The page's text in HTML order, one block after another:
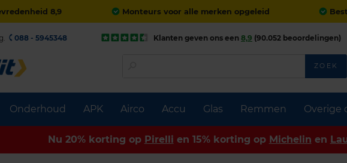
8,9 Monteurs voor alle merken opgeleid
Onderhoud APK Airco Accu Glas Remmen Overige
088 - 5945348 Klanten geven ons een 8,9 (90.052 beoordelingen)
ZOEK
Nu 20% korting op Pirelli en 15% korting op Michelin en